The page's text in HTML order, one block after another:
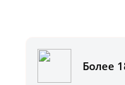
Более